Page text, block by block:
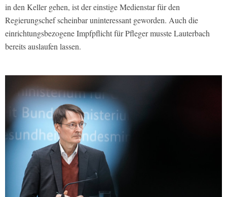
in den Keller gehen, ist der einstige Medienstar für den
Regierungschef scheinbar uninteressant geworden. Auch die
einrichtungsbezogene Impfpflicht für Pfleger musste Lauterbach
bereits auslaufen lassen.